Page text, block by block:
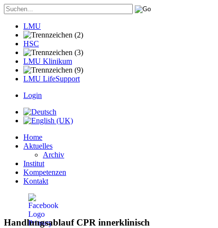
LMU
HSC
LMU Klinikum
LMU LifeSupport
Login
Home
Aktuelles
Archiv
Institut
Kompetenzen
Kontakt
Handlungsablauf CPR innerklinisch